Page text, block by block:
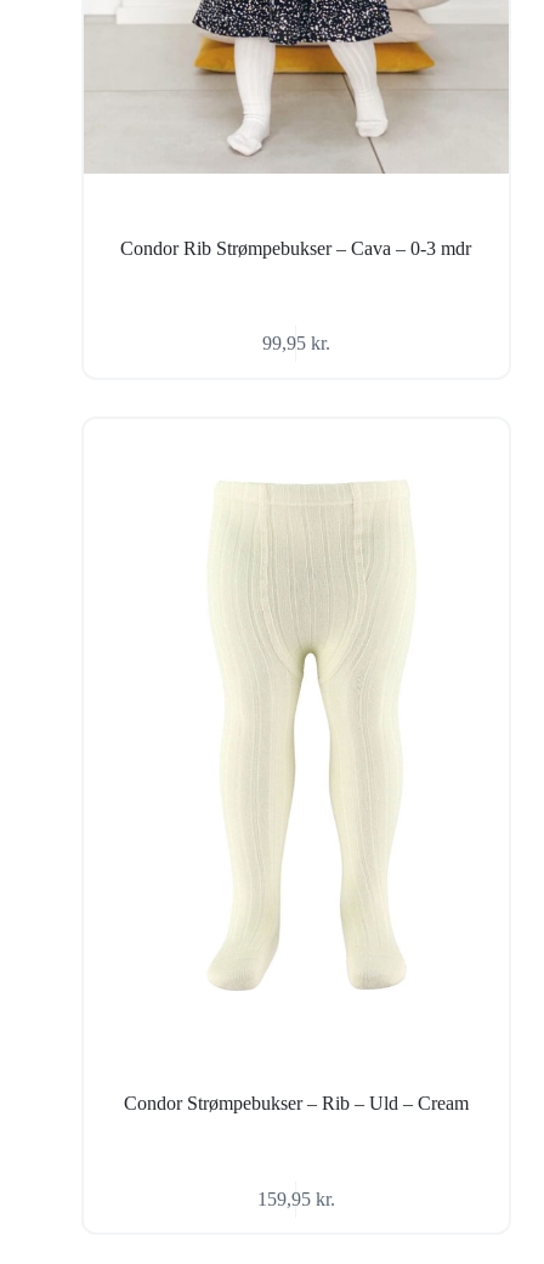
Condor Rib Strømpebukser – Cava – 0-3 mdr
99,95 kr.
Condor Strømpebukser – Rib – Uld – Cream
159,95 kr.